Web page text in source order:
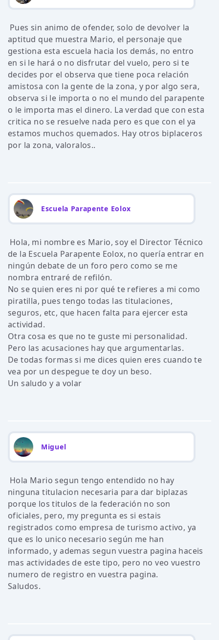
Pues sin animo de ofender, solo de devolver la
aptitud que muestra Mario, el personaje que
gestiona esta escuela hacia los demás, no entro
en si le hará o no disfrutar del vuelo, pero si te
decides por el observa que tiene poca relación
amistosa con la gente de la zona, y por algo sera,
observa si le importa o no el mundo del parapente
o le importa mas el dinero. La verdad que con esta
critica no se resuelve nada pero es que con el ya
estamos muchos quemados. Hay otros biplaceros
por la zona, valoralos..
Escuela Parapente Eolox
Hola, mi nombre es Mario, soy el Director Técnico
de la Escuela Parapente Eolox, no quería entrar en
ningún debate de un foro pero como se me
nombra entraré de refilón.
No se quien eres ni por qué te refieres a mi como
piratilla, pues tengo todas las titulaciones,
seguros, etc, que hacen falta para ejercer esta
actividad.
Otra cosa es que no te guste mi personalidad.
Pero las acusaciones hay que argumentarlas.
De todas formas si me dices quien eres cuando te
vea por un despegue te doy un beso.
Un saludo y a volar
Miguel
Hola Mario segun tengo entendido no hay
ninguna titulacion necesaria para dar biplazas
porque los titulos de la federación no son
oficiales, pero, my pregunta es si estais
registrados como empresa de turismo activo, ya
que es lo unico necesario según me han
informado, y ademas segun vuestra pagina haceis
mas actividades de este tipo, pero no veo vuestro
numero de registro en vuestra pagina.
Saludos.